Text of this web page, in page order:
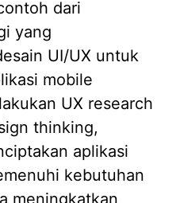
dari
yang
UI/UX untuk
mobile
UX research
thinking,
aplikasi
kebutuhan